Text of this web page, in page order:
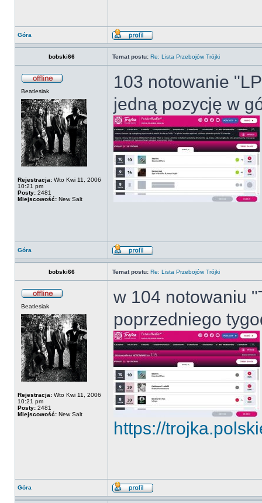
Góra
bobski66 Temat postu: Re: Lista Przebojów Trójki
Beatlesiak
Rejestracja: Wto Kwi 11, 2006
10:21 pm
Posty: 2481
Miejscowość: New Salt
103 notowanie
jedną pozycję w
Góra
bobski66 Temat postu: Re: Lista Przebojów Trójki
Beatlesiak
Rejestracja: Wto Kwi 11, 2006
10:21 pm
Posty: 2481
Miejscowość: New Salt
w 104 notowaniu
poprzedniego
https://
Góra